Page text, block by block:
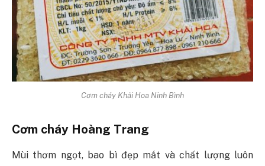
Cơm cháy Khải Hoa Ninh Bình
Cơm cháy Hoàng Trang
Mùi thơm ngọt, bao bì đẹp mắt và chất lượng luôn